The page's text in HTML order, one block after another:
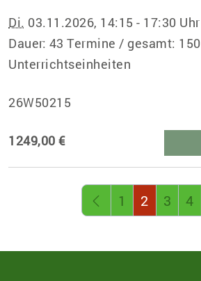
Di. 03.11.2026, 14:15 - 17:30 Uhr
Dauer: 43 Termine / gesamt: 150
Unterrichtseinheiten
26W50215
1249,00 €
Seite 2 von 4 1 2 3 4